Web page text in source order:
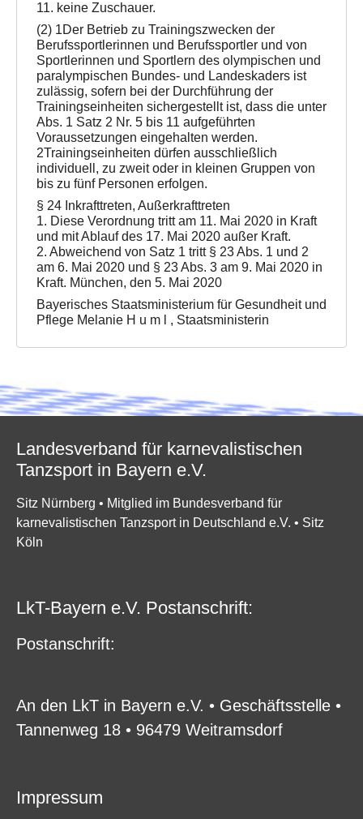
11. keine Zuschauer.
(2) 1Der Betrieb zu Trainingszwecken der
Berufssportlerinnen und Berufssportler und von
Sportlerinnen und Sportlern des olympischen und
paralympischen Bundes- und Landeskaders ist
zulässig, sofern bei der Durchführung der
Trainingseinheiten sichergestellt ist, dass die unter
Abs. 1 Satz 2 Nr. 5 bis 11 aufgeführten
Voraussetzungen eingehalten werden.
2Trainingseinheiten dürfen ausschließlich
individuell, zu zweit oder in kleinen Gruppen von
bis zu fünf Personen erfolgen.
§ 24 Inkrafttreten, Außerkrafttreten
1. Diese Verordnung tritt am 11. Mai 2020 in Kraft
und mit Ablauf des 17. Mai 2020 außer Kraft.
2. Abweichend von Satz 1 tritt § 23 Abs. 1 und 2
am 6. Mai 2020 und § 23 Abs. 3 am 9. Mai 2020 in
Kraft. München, den 5. Mai 2020
Bayerisches Staatsministerium für Gesundheit und
Pflege Melanie H u m l , Staatsministerin
Landesverband für karnevalistischen
Tanzsport in Bayern e.V.
Sitz Nürnberg • Mitglied im Bundesverband für
karnevalistischen Tanzsport in Deutschland e.V. • Sitz
Köln
LkT-Bayern e.V. Postanschrift:
Postanschrift:
An den LkT in Bayern e.V. • Geschäftsstelle •
Tannenweg 18 • 96479 Weitramsdorf
Impressum